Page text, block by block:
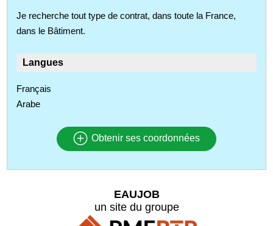
Je recherche tout type de contrat, dans toute la France,
dans le Bâtiment.
Langues
Français
Arabe
Obtenir ses coordonnées
EAUJOB
un site du groupe